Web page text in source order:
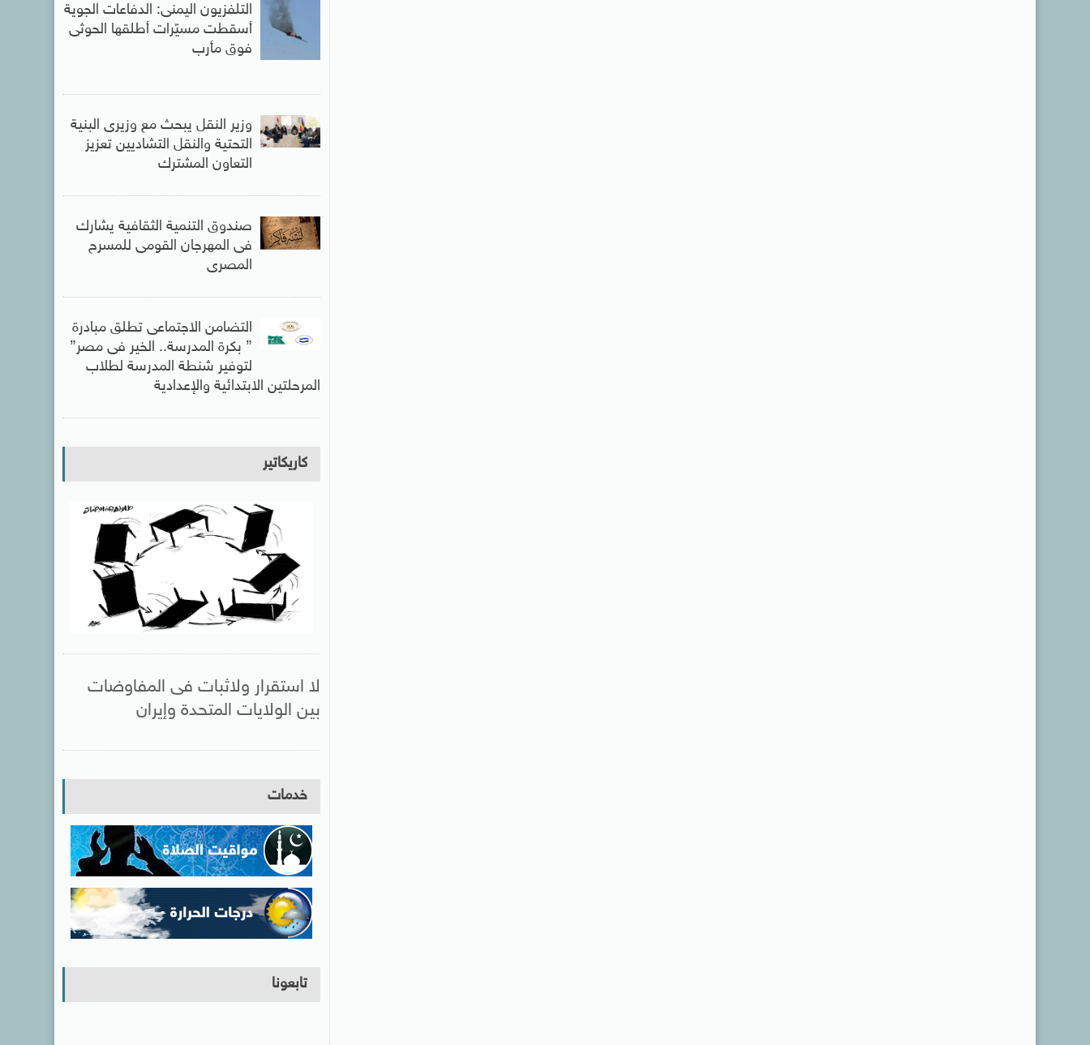
التلفزيون اليمنى: الدفاعات الجوية
أسقطت مسيّرات أطلقها الحوثى
فوق مأرب
وزير النقل يبحث مع وزيرى البنية
التحتية والنقل التشاديين تعزيز
التعاون المشترك
صندوق التنمية الثقافية يشارك
فى المهرجان القومى للمسرح
المصرى
التضامن الاجتماعى تطلق مبادرة
” بكرة المدرسة.. الخير فى مصر”
لتوفير شنطة المدرسة لطلاب
المرحلتين الابتدائية والإعدادية
كاريكاتير
لا استقرار ولاثبات فى المفاوضات
بين الولايات المتحدة وإيران
خدمات
تابعونا